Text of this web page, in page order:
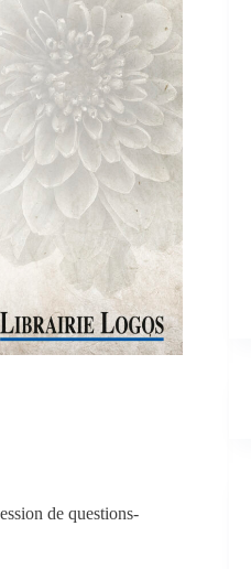
de questions-